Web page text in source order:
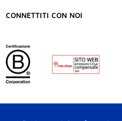
CONNETTITI CON NOI